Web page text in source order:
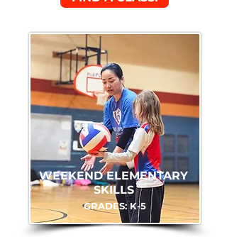
WEEKEND ELEMENTARY
SKILLS
GRADES: K-5